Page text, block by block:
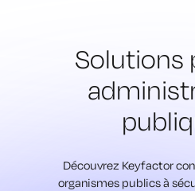
Solutions
Découvrez Keyfactor
organismes publics à